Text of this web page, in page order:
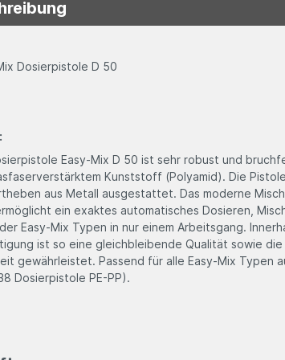
Dosierpistole D 50
Easy-Mix D 50 ist sehr robust und
Kunststoff (Polyamid). Die
aus Metall ausgestattet. Das moderne
ein exaktes automatisches Dosieren,
Easy-Mix Typen in nur einem Arbeitsgang.
ist so eine gleichbleibende Qualität sowie die
gewährleistet. Passend für alle Easy-Mix Typen
Dosierpistole PE-PP).